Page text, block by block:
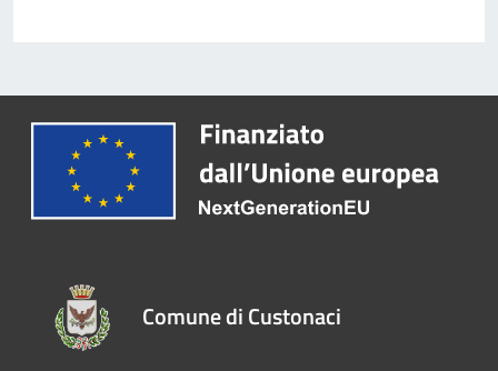
Comune di Custonaci